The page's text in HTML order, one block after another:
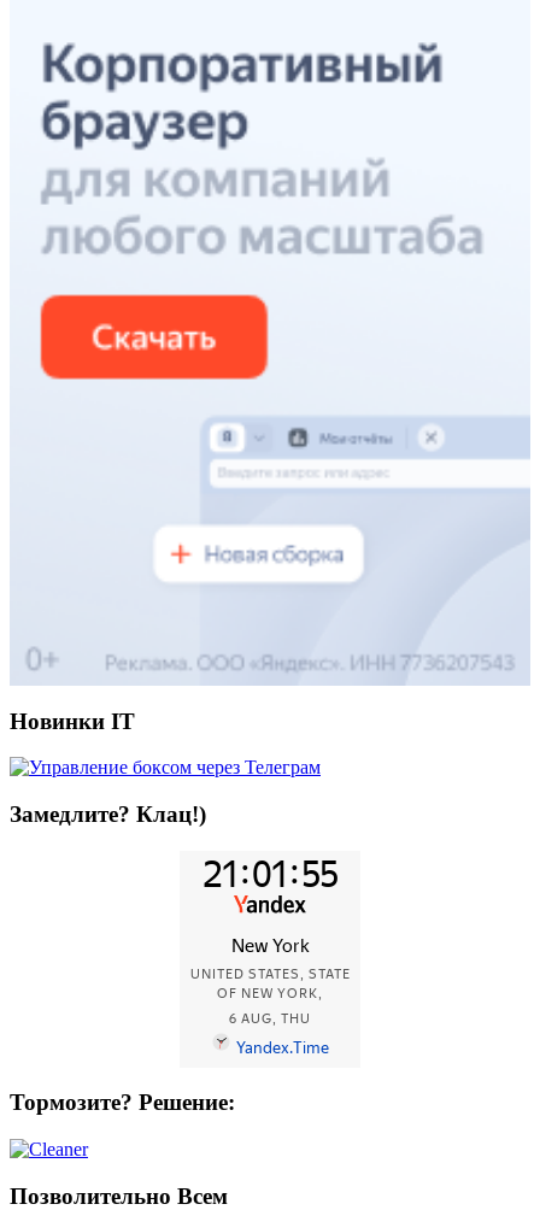
Новинки IT
Замедлите? Клац!)
Тормозите? Решение:
Позволительно Всем